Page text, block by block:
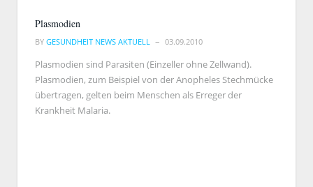
Plasmodien
BY GESUNDHEIT NEWS AKTUELL 03.09.2010
Plasmodien sind Parasiten (Einzeller ohne Zellwand).
Plasmodien, zum Beispiel von der Anopheles Stechmücke
übertragen, gelten beim Menschen als Erreger der
Krankheit Malaria.